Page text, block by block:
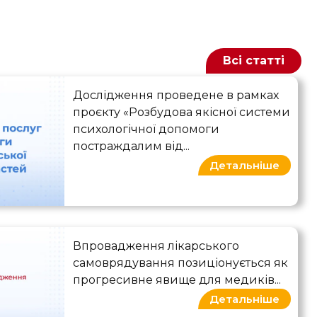
Всі статті
Результати якісного дослідження
Дослідження проведене в рамках
проєкту «Розбудова якісної системи
психологічної допомоги
постраждалим від...
Детальніше
Чи готові медики до самоврядування?
Впровадження лікарського
самоврядування позиціонується як
прогресивне явище для медиків...
Детальніше